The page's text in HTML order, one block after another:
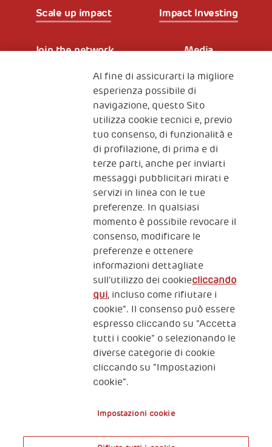
Scale up impact Impact Investing
Join the network Media
Iscriviti alla newsletter
Fondazione
The Human Safety Net
CONTATTACI
2, Piazza Duca degli Abruzzi 34132
Trieste Italy
Fiscal code (Italy) 90017740326
VAT code 01372940328
Privacy & GDPR Policy cookies
Al fine di assicurarti la migliore
esperienza possibile di
navigazione, questo Sito
utilizza cookie tecnici e, previo
tuo consenso, di funzionalità e
di profilazione, di prima e di
terze parti, anche per inviarti
messaggi pubblicitari mirati e
servizi in linea con le tue
preferenze. In qualsiasi
momento è possibile revocare il
consenso, modificare le
preferenze e ottenere
informazioni dettagliate
sull’utilizzo dei cookiecliccando
qui, incluso come rifiutare i
cookie". Il consenso può essere
espresso cliccando su “Accetta
tutti i cookie” o selezionando le
diverse categorie di cookie
cliccando su “Impostazioni
cookie”.
Impostazioni cookie